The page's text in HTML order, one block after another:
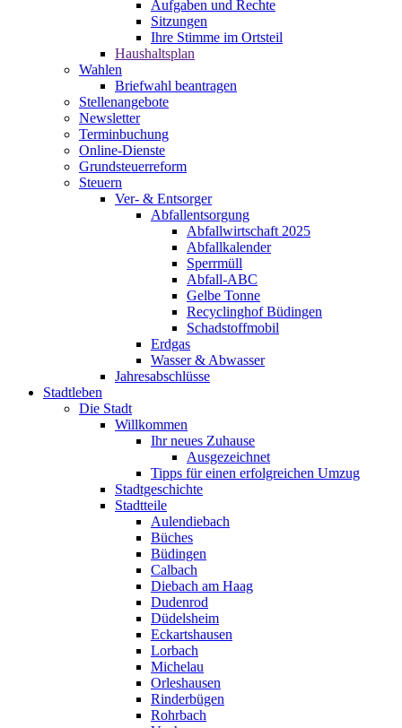
Aufgaben und Rechte
Sitzungen
Ihre Stimme im Ortsteil
Haushaltsplan
Wahlen
Briefwahl beantragen
Stellenangebote
Newsletter
Terminbuchung
Online-Dienste
Grundsteuerreform
Steuern
Ver- & Entsorger
Abfallentsorgung
Abfallwirtschaft 2025
Abfallkalender
Sperrmüll
Abfall-ABC
Gelbe Tonne
Recyclinghof Büdingen
Schadstoffmobil
Erdgas
Wasser & Abwasser
Jahresabschlüsse
Stadtleben
Die Stadt
Willkommen
Ihr neues Zuhause
Ausgezeichnet
Tipps für einen erfolgreichen Umzug
Stadtgeschichte
Stadtteile
Aulendiebach
Büches
Büdingen
Calbach
Diebach am Haag
Dudenrod
Düdelsheim
Eckartshausen
Lorbach
Michelau
Orleshausen
Rinderbügen
Rohrbach